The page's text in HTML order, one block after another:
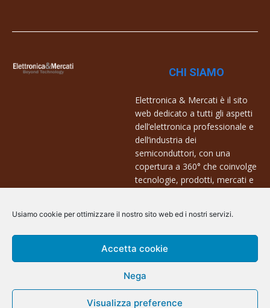
Usiamo cookie per ottimizzare il nostro sito web ed i nostri servizi.
Accetta cookie
Nega
Visualizza preference
CHI SIAMO
Elettronica & Mercati è il sito
web dedicato a tutti gli aspetti
dell’elettronica professionale e
dell’industria dei
semiconduttori, con una
copertura a 360° che coinvolge
tecnologie, prodotti, mercati e
Contatti:
info@arscommunication.it
@ArsCommunication 2023